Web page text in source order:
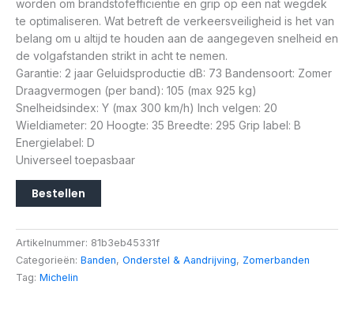
worden om brandstofefficiëntie en grip op een nat wegdek
te optimaliseren. Wat betreft de verkeersveiligheid is het van
belang om u altijd te houden aan de aangegeven snelheid en
de volgafstanden strikt in acht te nemen.
Garantie: 2 jaar Geluidsproductie dB: 73 Bandensoort: Zomer
Draagvermogen (per band): 105 (max 925 kg)
Snelheidsindex: Y (max 300 km/h) Inch velgen: 20
Wieldiameter: 20 Hoogte: 35 Breedte: 295 Grip label: B
Energielabel: D
Universeel toepasbaar
Bestellen
Artikelnummer: 81b3eb45331f
Categorieën: Banden, Onderstel & Aandrijving, Zomerbanden
Tag: Michelin